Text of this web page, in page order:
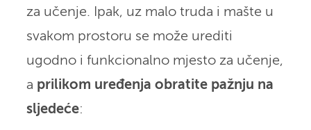
za učenje. Ipak, uz malo truda i mašte u
svakom prostoru se može urediti
ugodno i funkcionalno mjesto za učenje,
a prilikom uređenja obratite pažnju na
sljedeće: